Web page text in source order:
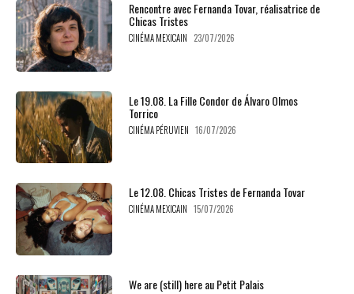
Rencontre avec Fernanda Tovar, réalisatrice de
Chicas Tristes
CINÉMA MEXICAIN 23/07/2026
Le 19.08. La Fille Condor de Álvaro Olmos
Torrico
CINÉMA PÉRUVIEN 16/07/2026
Le 12.08. Chicas Tristes de Fernanda Tovar
CINÉMA MEXICAIN 15/07/2026
We are (still) here au Petit Palais